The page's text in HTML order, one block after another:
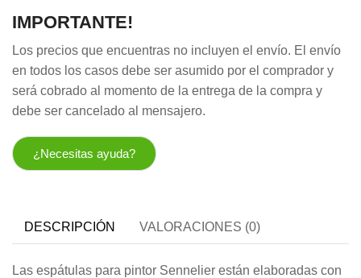
IMPORTANTE!
Los precios que encuentras no incluyen el envío. El envío
en todos los casos debe ser asumido por el comprador y
será cobrado al momento de la entrega de la compra y
debe ser cancelado al mensajero.
¿Necesitas ayuda?
DESCRIPCIÓN VALORACIONES (0)
Las espátulas para pintor Sennelier están elaboradas con